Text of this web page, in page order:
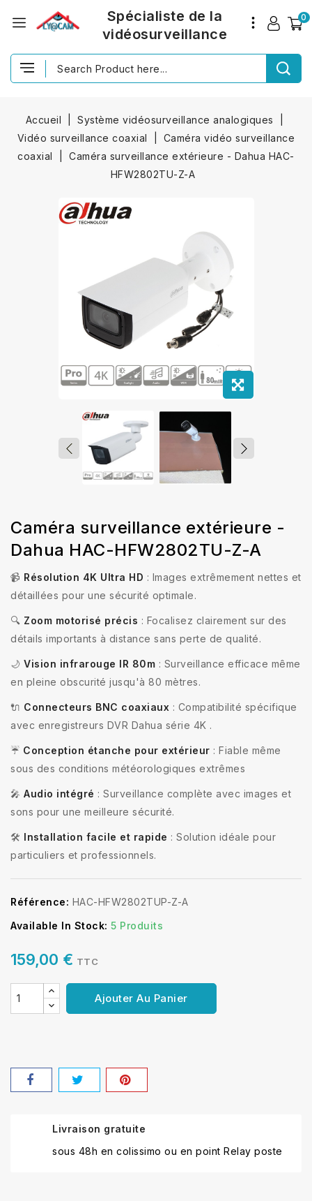
0
Spécialiste de la
vidéosurveillance
Accueil
Système vidéosurveillance analogiques
Vidéo surveillance coaxial
Caméra vidéo surveillance
coaxial
Caméra surveillance extérieure - Dahua HAC-
HFW2802TU-Z-A
Caméra surveillance extérieure -
Dahua HAC-HFW2802TU-Z-A
📹 Résolution 4K Ultra HD : Images extrêmement nettes et
détaillées pour une sécurité optimale.
🔍 Zoom motorisé précis : Focalisez clairement sur des
détails importants à distance sans perte de qualité.
🌙 Vision infrarouge IR 80m : Surveillance efficace même
en pleine obscurité jusqu'à 80 mètres.
🔌 Connecteurs BNC coaxiaux : Compatibilité spécifique
avec enregistreurs DVR Dahua série 4K .
☔ Conception étanche pour extérieur : Fiable même
sous des conditions météorologiques extrêmes
🎤 Audio intégré : Surveillance complète avec images et
sons pour une meilleure sécurité.
🛠️ Installation facile et rapide : Solution idéale pour
particuliers et professionnels.
Référence: HAC-HFW2802TUP-Z-A
Available In Stock: 5 Produits
159,00 € TTC
Ajouter Au Panier
Livraison gratuite
sous 48h en colissimo ou en point Relay poste